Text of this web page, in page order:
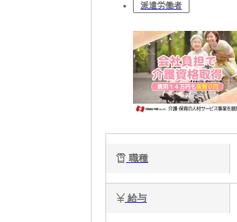
派遣労働者
職種
給与